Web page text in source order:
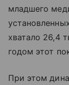
младшего
хватало 26,4
годом этот
При этом